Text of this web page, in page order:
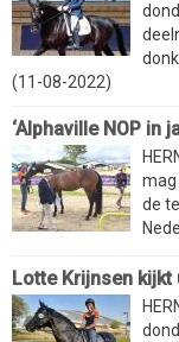
(11-08-2022)
‘Alphaville NOP in
mag
de
Lotte Krijnsen kijkt